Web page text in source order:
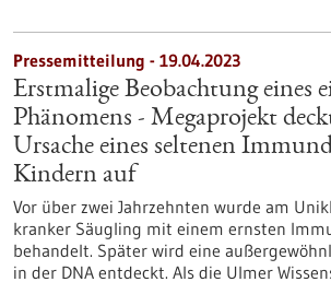
Pressemitteilung - 19.04.2023
Erstmalige Beobachtung eines
Phänomens - Megaprojekt
Ursache eines seltenen
Kindern auf
Vor über zwei Jahrzehnten wurde am
kranker Säugling mit einem ernsten
behandelt. Später wird eine
in der DNA entdeckt. Als die Ulmer